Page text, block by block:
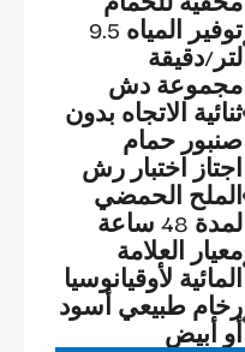
توفير المياه 9.5
لتر/دقيقة
مجموعة دش
ثنائية الاتجاه بدون
صنبور حمام
اجتاز اختبار رش
الملح الحمضي
لمدة 48 ساعة
معيار العلامة
المائية لأوقيانوسيا
رخام طبيعي أسود
أو أبيض